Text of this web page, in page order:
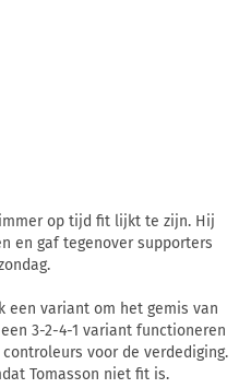
op tijd fit lijkt te zijn. Hij
en gaf tegenover supporters
een variant om het gemis van
3-2-4-1 variant functioneren
voor de verdediging.
Tomasson niet fit is.